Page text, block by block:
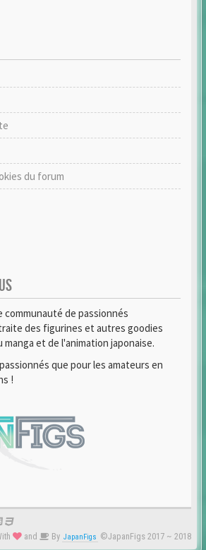
du forum
communauté de passionnés
des figurines et autres goodies
manga et de l'animation japonaise.
que pour les amateurs en
!
and By JapanFigs ©JapanFigs 2017 ~ 2018